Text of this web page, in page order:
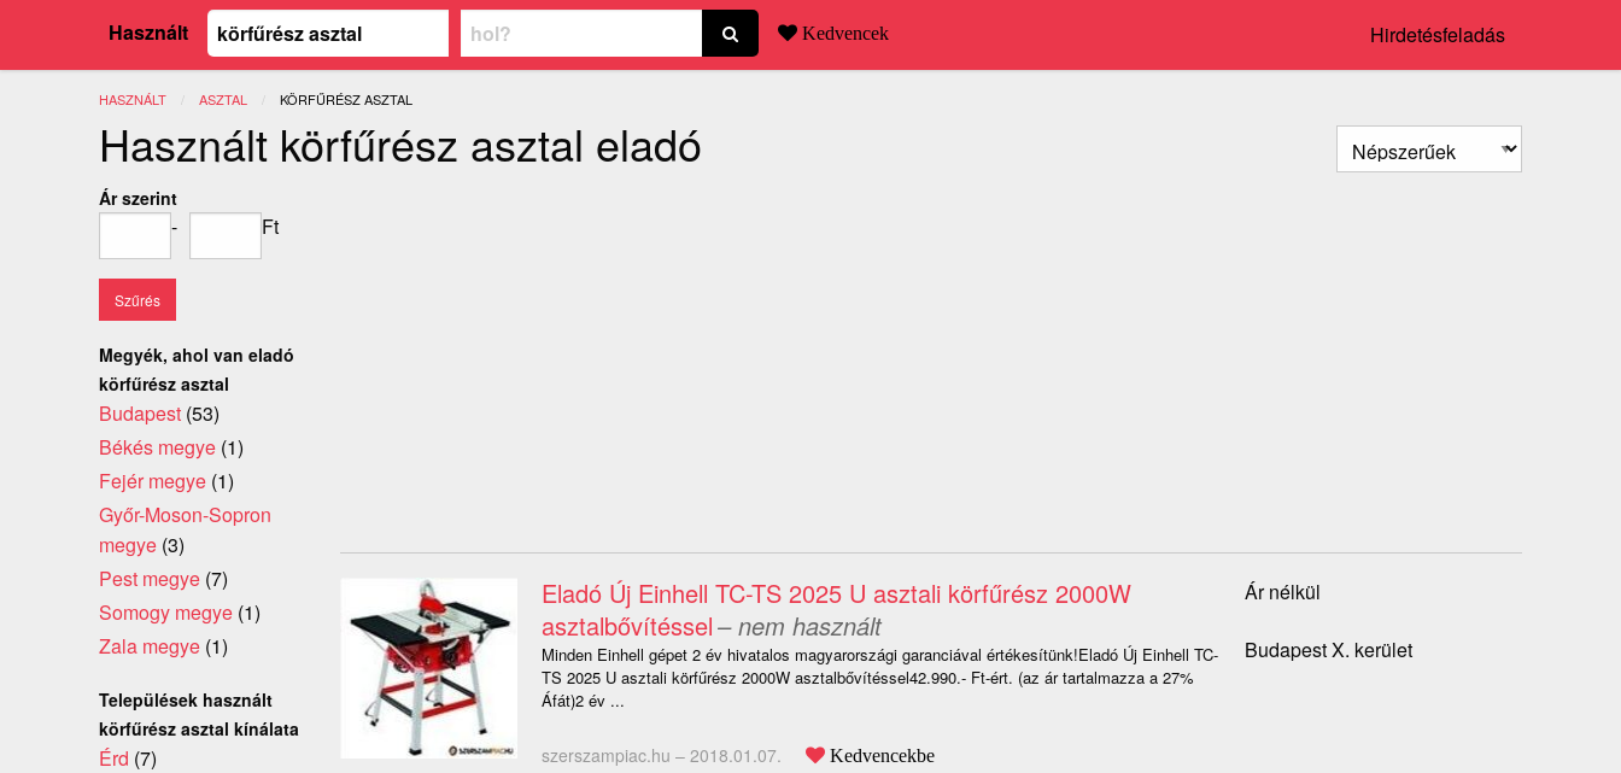
Használt Kedvencek Hirdetésfeladás
HASZNÁLT ASZTAL JELENLEGI:
KÖRFŰRÉSZ ASZTAL
Használt körfűrész asztal eladó
Eladó Új Einhell TC-TS 2025 U asztali körfűrész 2000W
asztalbővítéssel– nem használt
Minden Einhell gépet 2 év hivatalos magyarországi garanciával értékesítünk!Eladó Új Einhell TC-
TS 2025 U asztali körfűrész 2000W asztalbővítéssel42.990.- Ft-ért. (az ár tartalmazza a 27%
Áfát)2 év ...
szerszampiac.hu – 2018.01.07. Kedvencekbe
Ár nélkül
Budapest X. kerület
Ár szerint
- Ft
Megyék, ahol van eladó
körfűrész asztal
Budapest (53)
Békés megye (1)
Fejér megye (1)
Győr-Moson-Sopron
megye (3)
Pest megye (7)
Somogy megye (1)
Zala megye (1)
Települések használt
körfűrész asztal kínálata
Érd (7)